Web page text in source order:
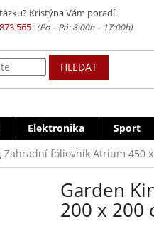
HLEDAT
Elektronika Sport
Zahradní fóliovník Atrium 450
Garden
200 x 200
Kristýna Vám poradí.
565